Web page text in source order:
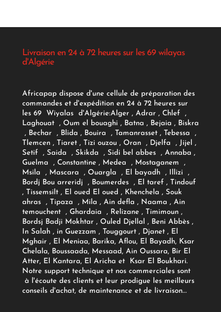
Livraison en 24 à 72 heures sur les 69 wilayas
d'Algérie
Africapap dispose d'une cellule de préparation des
commandes et d'expédition en 24 à 72 heures sur
les 69 Wiyalas d'Algérie:Alger , Adrar, Chlef ,
Laghouat , Oum el bouaghi , Batna , Bejaia , Biskra
, Bechar , Blida , Bouira , Tamanrasset , Tebessa ,
Tlemcen , Tiaret , Tizi ouzou , Oran , Djelfa , Jijel ,
Setif , Saida , Skikda , Sidi bel abbes , Annaba ,
Guelma , Constantine , Medea , Mostaganem ,
Msila , Mascara , Ouargla , El bayadh , Illizi ,
Bordj Bou arreridj , Boumerdes , El taref , Tindouf
, Tissemsilt , El oued El oued , Khenchela , Souk
ahras , Tipaza , Mila , Ain defla , Naama , Ain
temouchent , Ghardaia , Relizane , Timimoun ,
Bordsj Badji Mokhtar , Ouled Djellal , Beni Abbès ,
In Salah , in Guezzam , Touggourt , Djanet , El
Mghair , El Meniaa, Barika, Aflou, El Bayadh, Ksar
Chelala, Boussaada, Messaad, Ain Oussara, Bir El
Atter, El Kantara, El Aricha et Ksar El Boukhari.
Notre support technique et nos commerciales sont
à l'écoute des clients et leur prodigue les meilleurs
conseils d'achat, de maintenance et de livraison...